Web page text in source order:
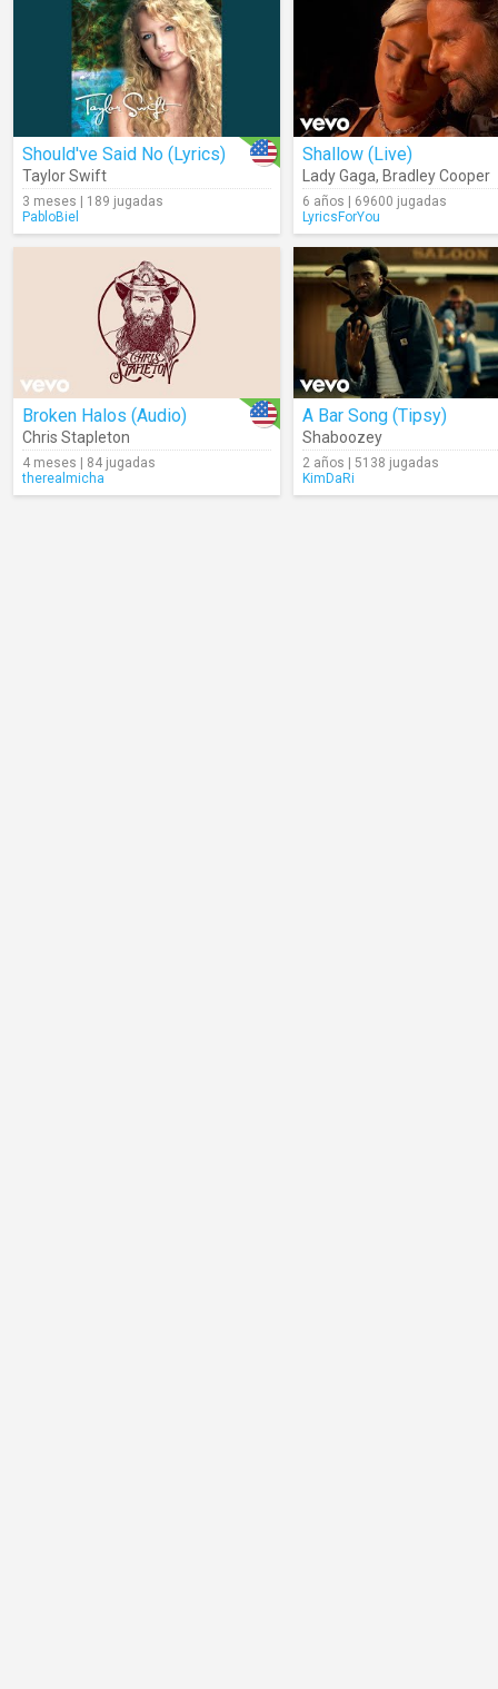
Should've Said No (Lyrics)
Taylor Swift
3 meses | 189 jugadas
PabloBiel
Shallow (Live)
Lady Gaga, Bradley Cooper
6 años | 69600 jugadas
LyricsForYou
Broken Halos (Audio)
Chris Stapleton
4 meses | 84 jugadas
therealmicha
A Bar Song (Tipsy)
Shaboozey
2 años | 5138 jugadas
KimDaRi